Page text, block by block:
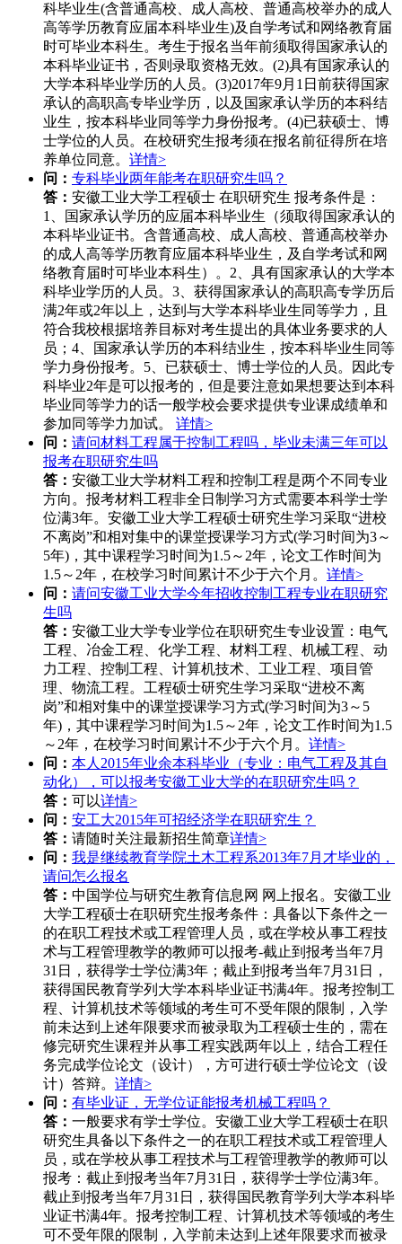
科毕业生(含普通高校、成人高校、普通高校举办的成人
高等学历教育应届本科毕业生)及自学考试和网络教育届
时可毕业本科生。考生于报名当年前须取得国家承认的
本科毕业证书，否则录取资格无效。(2)具有国家承认的
大学本科毕业学历的人员。(3)2017年9月1日前获得国家
承认的高职高专毕业学历，以及国家承认学历的本科结
业生，按本科毕业同等学力身份报考。(4)已获硕士、博
士学位的人员。在校研究生报考须在报名前征得所在培
养单位同意。 详情>
问： 专科毕业两年能考在职研究生吗？
答： 安徽工业大学工程硕士 在职研究生 报考条件是：
1、国家承认学历的应届本科毕业生（须取得国家承认的
本科毕业证书。含普通高校、成人高校、普通高校举办
的成人高等学历教育应届本科毕业生，及自学考试和网
络教育届时可毕业本科生）。2、具有国家承认的大学本
科毕业学历的人员。3、获得国家承认的高职高专学历后
满2年或2年以上，达到与大学本科毕业生同等学力，且
符合我校根据培养目标对考生提出的具体业务要求的人
员；4、国家承认学历的本科结业生，按本科毕业生同等
学力身份报考。5、已获硕士、博士学位的人员。因此专
科毕业2年是可以报考的，但是要注意如果想要达到本科
毕业同等学力的话一般学校会要求提供专业课成绩单和
参加同等学力加试。 详情>
问： 请问材料工程属于控制工程吗，毕业未满三年可以
报考在职研究生吗
答： 安徽工业大学材料工程和控制工程是两个不同专业
方向。报考材料工程非全日制学习方式需要本科学士学
位满3年。安徽工业大学工程硕士研究生学习采取“进校
不离岗”和相对集中的课堂授课学习方式(学习时间为3～
5年)，其中课程学习时间为1.5～2年，论文工作时间为
1.5～2年，在校学习时间累计不少于六个月。 详情>
问： 请问安徽工业大学今年招收控制工程专业在职研究
生吗
答： 安徽工业大学专业学位在职研究生专业设置：电气
工程、冶金工程、化学工程、材料工程、机械工程、动
力工程、控制工程、计算机技术、工业工程、项目管
理、物流工程。工程硕士研究生学习采取“进校不离
岗”和相对集中的课堂授课学习方式(学习时间为3～5
年)，其中课程学习时间为1.5～2年，论文工作时间为1.5
～2年，在校学习时间累计不少于六个月。 详情>
问： 本人2015年业余本科毕业（专业：电气工程及其自
动化），可以报考安徽工业大学的在职研究生吗？
答： 可以详情>
问： 安工大2015年可招经济学在职研究生？
答： 请随时关注最新招生简章详情>
问： 我是继续教育学院土木工程系2013年7月才毕业的，
请问怎么报名
答： 中国学位与研究生教育信息网 网上报名。安徽工业
大学工程硕士在职研究生报考条件：具备以下条件之一
的在职工程技术或工程管理人员，或在学校从事工程技
术与工程管理教学的教师可以报考-截止到报考当年7月
31日，获得学士学位满3年；截止到报考当年7月31日，
获得国民教育学列大学本科毕业证书满4年。报考控制工
程、计算机技术等领域的考生可不受年限的限制，入学
前未达到上述年限要求而被录取为工程硕士生的，需在
修完研究生课程并从事工程实践两年以上，结合工程任
务完成学位论文（设计），方可进行硕士学位论文（设
计）答辩。 详情>
问： 有毕业证，无学位证能报考机械工程吗？
答： 一般要求有学士学位。安徽工业大学工程硕士在职
研究生具备以下条件之一的在职工程技术或工程管理人
员，或在学校从事工程技术与工程管理教学的教师可以
报考：截止到报考当年7月31日，获得学士学位满3年。
截止到报考当年7月31日，获得国民教育学列大学本科毕
业证书满4年。报考控制工程、计算机技术等领域的考生
可不受年限的限制，入学前未达到上述年限要求而被录